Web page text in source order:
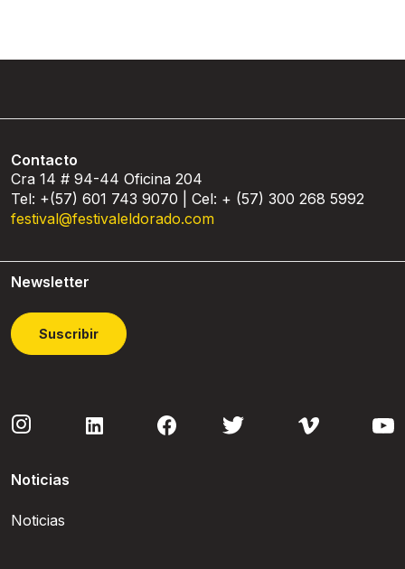
Contacto
Cra 14 # 94-44 Oficina 204
Tel: +(57) 601 743 9070 | Cel: + (57) 300 268 5992
festival@festivaleldorado.com
Newsletter
Suscribir
Noticias
Noticias